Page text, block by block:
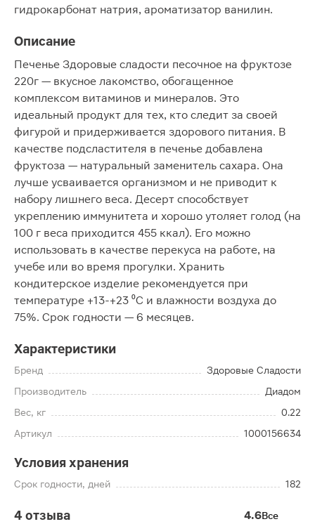
гидрокарбонат натрия, ароматизатор ванилин.
Описание
Печенье Здоровые сладости песочное на фруктозе
220г — вкусное лакомство, обогащенное
комплексом витаминов и минералов. Это
идеальный продукт для тех, кто следит за своей
фигурой и придерживается здорового питания. В
качестве подсластителя в печенье добавлена
фруктоза — натуральный заменитель сахара. Она
лучше усваивается организмом и не приводит к
набору лишнего веса. Десерт способствует
укреплению иммунитета и хорошо утоляет голод (на
100 г веса приходится 455 ккал). Его можно
использовать в качестве перекуса на работе, на
учебе или во время прогулки. Хранить
кондитерское изделие рекомендуется при
температуре +13-+23 ⁰С и влажности воздуха до
75%. Срок годности — 6 месяцев.
Характеристики
Бренд
Здоровые Сладости
Производитель
Диадом
Вес, кг
0.22
Артикул
1000156634
Условия хранения
Срок годности, дней 182
4 отзыва 4.6Все